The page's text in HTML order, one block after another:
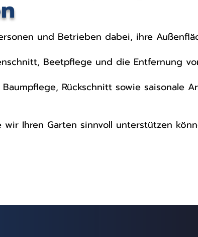
und Betrieben dabei, ihre
Beetpflege und die Entfernung
Rückschnitt sowie saisonale
Ihren Garten sinnvoll unterstützen